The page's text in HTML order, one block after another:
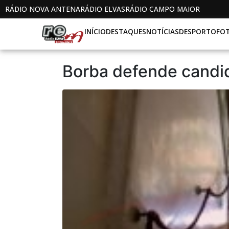
RÁDIO NOVA ANTENARÁDIO ELVASRÁDIO CAMPO MAIOR
INÍCIODESTAQUESNOTÍCIASDESPORTO
Borba defende